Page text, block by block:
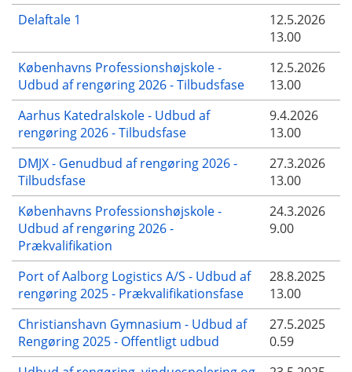
Delaftale 1
12.5.2026
13.00
Københavns Professionshøjskole -
Udbud af rengøring 2026 - Tilbudsfase
12.5.2026
13.00
Aarhus Katedralskole - Udbud af
rengøring 2026 - Tilbudsfase
9.4.2026
13.00
DMJX - Genudbud af rengøring 2026 -
Tilbudsfase
27.3.2026
13.00
Københavns Professionshøjskole -
Udbud af rengøring 2026 -
Prækvalifikation
24.3.2026
9.00
Port of Aalborg Logistics A/S - Udbud af
rengøring 2025 - Prækvalifikationsfase
28.8.2025
13.00
Christianshavn Gymnasium - Udbud af
Rengøring 2025 - Offentligt udbud
27.5.2025
0.59